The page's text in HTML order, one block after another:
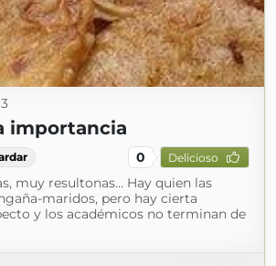
importancia
0 Delicioso
muy resultonas... Hay quien las
maridos, pero hay cierta
y los académicos no terminan de